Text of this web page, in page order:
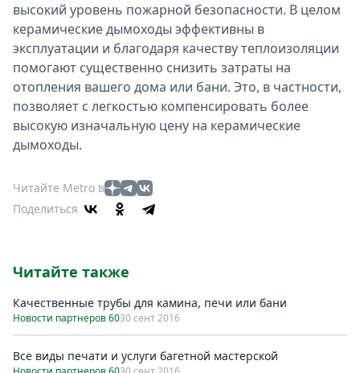
высокий уровень пожарной безопасности. В целом
керамические дымоходы эффективны в
эксплуатации и благодаря качеству теплоизоляции
помогают существенно снизить затраты на
отопления вашего дома или бани. Это, в частности,
позволяет с легкостью компенсировать более
высокую изначальную цену на керамические
дымоходы.
Читайте Metro в
Поделиться
Читайте также
Качественные трубы для камина, печи или бани
Новости партнеров 6030 сент 2016
Все виды печати и услуги багетной мастерской